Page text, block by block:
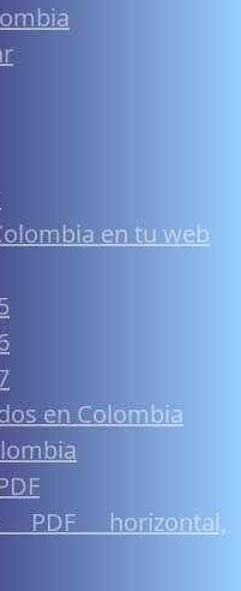
en tu web
en Colombia
PDF horizontal,